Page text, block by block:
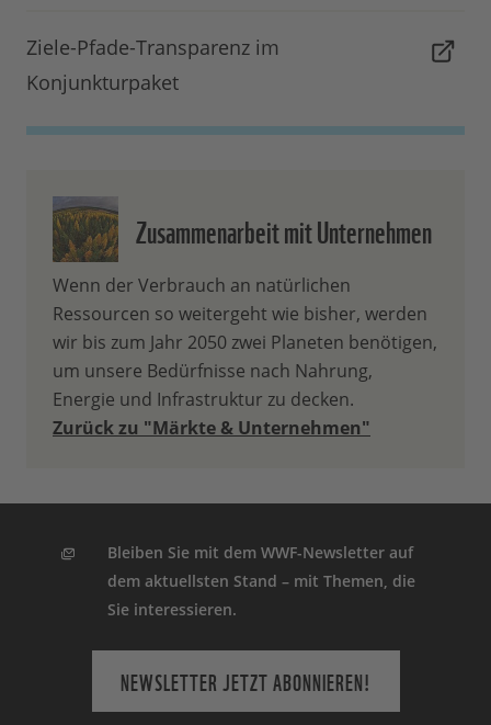
den Newsletter-Service für Sie stetig zu
verbessern und noch individueller über
unsere Naturschutzprojekte, Erfolge und
Aktionen zu informieren. Hierbei
personenbezogenen Daten zu erheben
und Ihre Interessen genauer verstehen zu
können. Soweit Sie sich damit
einverstanden erklären zugeschnittene
und personalisierte Inhalte per E-Mail zu
erhalten, wird der WWF Deutschland
folgende Kategorien personenbezogener
Daten über Sie verarbeiten: Stammdaten,
Kontakt-/Adressdaten,
Öffnungen von E-Mails sowie ggf.
personenbezogenen Daten so lange auf,
bis Sie die Einwilligung widerrufen. In den
beschriebenen Prozess werden
Versanddienstleister involviert, mit denen
Ziele-Pfade-Transparenz im
Konjunkturpaket
Zusammenarbeit mit Unternehmen
Wenn der Verbrauch an natürlichen
Ressourcen so weitergeht wie bisher, werden
wir bis zum Jahr 2050 zwei Planeten benötigen,
um unsere Bedürfnisse nach Nahrung,
Energie und Infrastruktur zu decken.
Zurück zu "Märkte & Unternehmen"
Bleiben Sie mit dem WWF-Newsletter auf
dem aktuellsten Stand – mit Themen, die
Sie interessieren.
NEWSLETTER JETZT ABONNIEREN!